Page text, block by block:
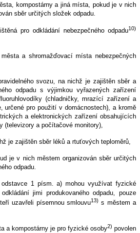
kompostárny a jiná místa, pokud je v nich
sběr určitých složek odpadu.
pro odkládání nebezpečného odpadu10)
a shromažďovací místa nebezpečných
svozu, na nichž je zajištěn sběr a
odpadu s výjimkou vyřazených zařízení
(chladničky, mrazící zařízení a
určené pro použití v domácnostech), a kromě
a elektronických zařízení obsahujících
(televizory a počítačové monitory),
je zajištěn sběr léků a rtuťových teploměrů,
je v nich městem organizován sběr určitých
odpadu.
odstavce 1 písm. a) mohou využívat fyzické
jimi produkovaného odpadu, pouze
uzavřeli písemnou smlouvu13) s městem a
a kompostárny je pro fyzické osoby2) povolen